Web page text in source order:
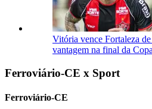
Vitória vence Fortaleza
vantagem na final da
Ferroviário-CE x Sport
Ferroviário-CE